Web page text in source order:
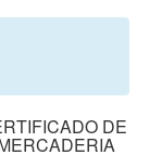
DE